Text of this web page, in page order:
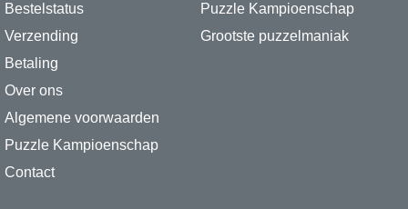
Bestelstatus
Verzending
Betaling
Over ons
Algemene voorwaarden
Puzzle Kampioenschap
Contact
Puzzle Kampioenschap
Grootste puzzelmaniak